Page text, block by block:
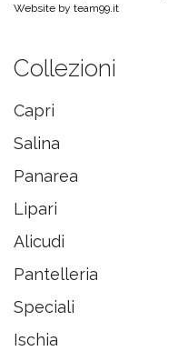
Website by team99.it
Collezioni
Capri
Salina
Panarea
Lipari
Alicudi
Pantelleria
Speciali
Ischia